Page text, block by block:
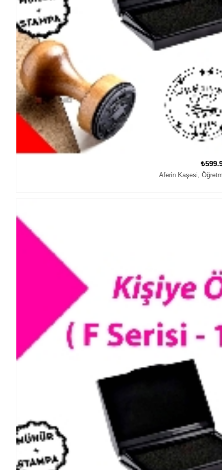
Aferin Kaşesi,